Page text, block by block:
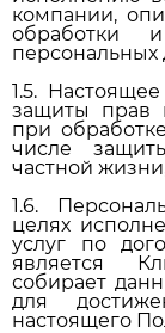
компании,
обработки
1.5.
защиты прав
при
числе
частной
1.6.
целях
услуг по
является
собирает
для
настоящего